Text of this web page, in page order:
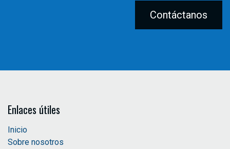
Contáctanos
Enlaces útiles
Inicio
Sobre nosotros